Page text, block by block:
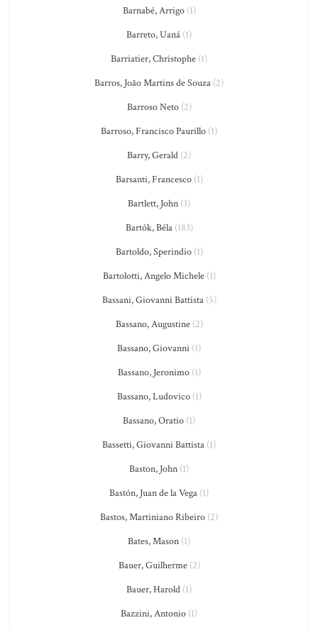
Barnabé, Arrigo(1)
Barreto, Uaná (1)
Barriatier, Christophe (1)
Barros, João Martins de Souza (2)
Barroso Neto(2)
Barroso, Francisco Paurillo (1)
Barry, Gerald (2)
Barsanti, Francesco(1)
Bartlett, John (3)
Bartók, Béla(183)
Bartoldo, Sperindio(1)
Bartolotti, Angelo Michele(1)
Bassani, Giovanni Battista(5)
Bassano, Augustine(2)
Bassano, Giovanni (1)
Bassano, Jeronimo(1)
Bassano, Ludovico(1)
Bassano, Oratio (1)
Bassetti, Giovanni Battista (1)
Baston, John (1)
Bastón, Juan de la Vega (1)
Bastos, Martiniano Ribeiro (2)
Bates, Mason (1)
Bauer, Guilherme(2)
Bauer, Harold (1)
Bazzini, Antonio (1)